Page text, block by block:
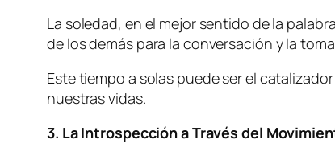
La soledad, en el mejor sentido de la
de los demás para la conversación y la
Este tiempo a solas puede ser el
nuestras vidas.
3. La Introspección a Través del